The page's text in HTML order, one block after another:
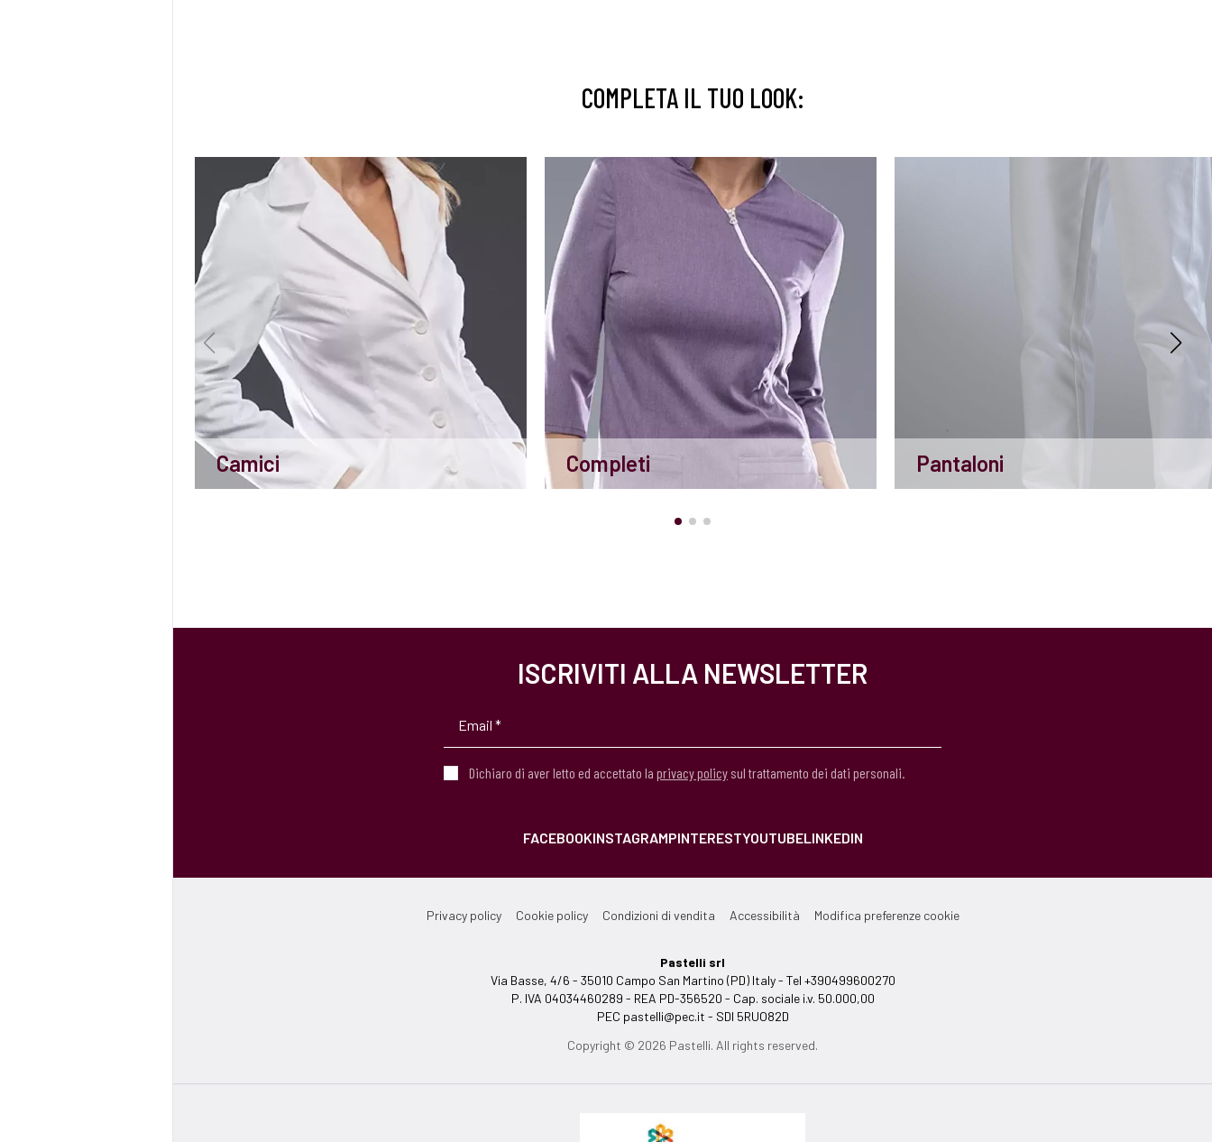
COMPLETA IL TUO LOOK:
Camici Completi Pantaloni
ISCRIVITI ALLA NEWSLETTER
Dichiaro di aver letto ed accettato la privacy policy sul trattamento dei dati personali.
FACEBOOKINSTAGRAMPINTERESTYOUTUBELINKEDIN
Privacy policy Cookie policy Condizioni di vendita Accessibilità Modifica preferenze cookie
Pastelli srl
Via Basse, 4/6 - 35010 Campo San Martino (PD) Italy - Tel +390499600270
P. IVA 04034460289 - REA PD-356520 - Cap. sociale i.v. 50.000,00
PEC pastelli@pec.it - SDI 5RUO82D
Copyright © 2026 Pastelli. All rights reserved.